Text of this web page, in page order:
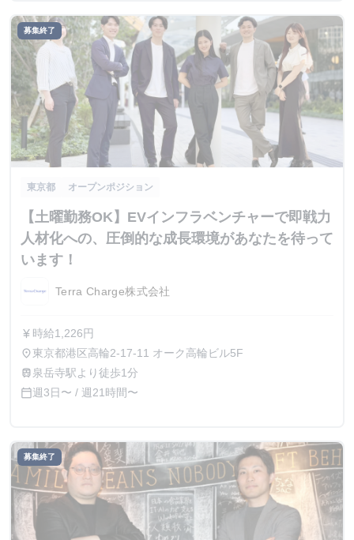
募集終了
東京都 オープンポジション
【土曜勤務OK】EVインフラベンチャーで即戦力
人材化への、圧倒的な成長環境があなたを待って
います！
Terra Charge株式会社
currency_yen 時給1,226円
place東京都港区高輪2-17-11 オーク高輪ビル5F
train 泉岳寺駅より徒歩1分
calendar_today週3日〜 / 週21時間〜
募集終了